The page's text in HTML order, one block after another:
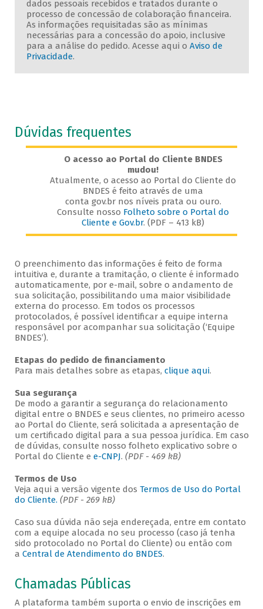
dados pessoais recebidos e tratados durante o
processo de concessão de colaboração financeira.
As informações requisitadas são as mínimas
necessárias para a concessão do apoio, inclusive
para a análise do pedido. Acesse aqui o Aviso de
Privacidade.
Dúvidas frequentes
O acesso ao Portal do Cliente BNDES
mudou!
Atualmente, o acesso ao Portal do Cliente do
BNDES é feito através de uma
conta gov.br nos níveis prata ou ouro.
Consulte nosso Folheto sobre o Portal do
Cliente e Gov.br. (PDF – 413 kB)
O preenchimento das informações é feito de forma
intuitiva e, durante a tramitação, o cliente é informado
automaticamente, por e-mail, sobre o andamento de
sua solicitação, possibilitando uma maior visibilidade
externa do processo. Em todos os processos
protocolados, é possível identificar a equipe interna
responsável por acompanhar sua solicitação (‘Equipe
BNDES’).
Etapas do pedido de financiamento
Para mais detalhes sobre as etapas, clique aqui.
Sua segurança
De modo a garantir a segurança do relacionamento
digital entre o BNDES e seus clientes, no primeiro acesso
ao Portal do Cliente, será solicitada a apresentação de
um certificado digital para a sua pessoa jurídica. Em caso
de dúvidas, consulte nosso folheto explicativo sobre o
Portal do Cliente e e-CNPJ. (PDF - 469 kB)
Termos de Uso
Veja aqui a versão vigente dos Termos de Uso do Portal
do Cliente. (PDF - 269 kB)
Caso sua dúvida não seja endereçada, entre em contato
com a equipe alocada no seu processo (caso já tenha
sido protocolado no Portal do Cliente) ou então com
a Central de Atendimento do BNDES.
Chamadas Públicas
A plataforma também suporta o envio de inscrições em